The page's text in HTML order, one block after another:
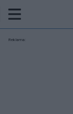
Reklama: